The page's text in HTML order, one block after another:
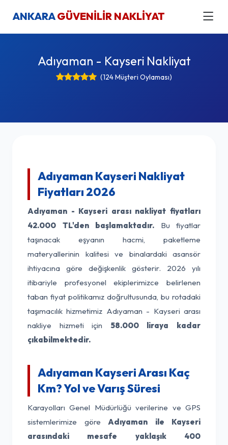
ANKARAGÜVENİLİR NAKLİYAT
Adıyaman - Kayseri Nakliyat
(124 Müşteri Oylaması)
Adıyaman Kayseri Nakliyat
Fiyatları 2026
Adıyaman - Kayseri arası nakliyat fiyatları
42.000 TL'den başlamaktadır. Bu fiyatlar
taşınacak eşyanın hacmi, paketleme
materyallerinin kalitesi ve binalardaki asansör
ihtiyacına göre değişkenlik gösterir. 2026 yılı
itibariyle profesyonel ekiplerimizce belirlenen
taban fiyat politikamız doğrultusunda, bu rotadaki
taşımacılık hizmetimiz Adıyaman - Kayseri arası
nakliye hizmeti için 58.000 liraya kadar
çıkabilmektedir.
Adıyaman Kayseri Arası Kaç
Km? Yol ve Varış Süresi
Karayolları Genel Müdürlüğü verilerine ve GPS
sistemlerimize göre Adıyaman ile Kayseri
arasındaki mesafe yaklaşık 400